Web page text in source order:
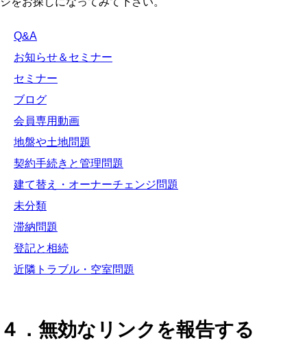
Q&A
お知らせ＆セミナー
セミナー
ブログ
会員専用動画
地盤や土地問題
契約手続きと管理問題
建て替え・オーナーチェンジ問題
未分類
滞納問題
登記と相続
近隣トラブル・空室問題
４．無効なリンクを報告する